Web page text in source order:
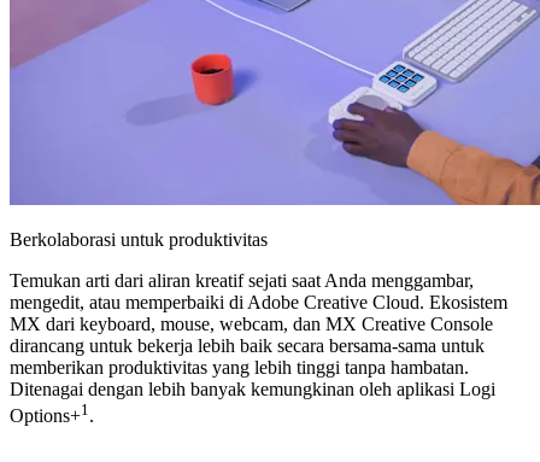
Berkolaborasi untuk produktivitas
Temukan arti dari aliran kreatif sejati saat Anda menggambar,
mengedit, atau memperbaiki di Adobe Creative Cloud. Ekosistem
MX dari keyboard, mouse, webcam, dan MX Creative Console
dirancang untuk bekerja lebih baik secara bersama-sama untuk
memberikan produktivitas yang lebih tinggi tanpa hambatan.
Ditenagai dengan lebih banyak kemungkinan oleh aplikasi Logi
Options+1.